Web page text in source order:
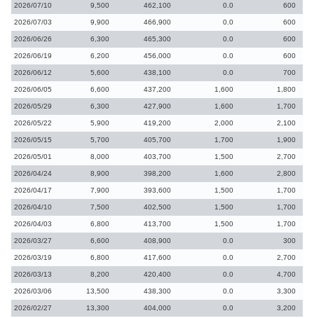
2026/07/10 9,500 462,100 0.0 600
2026/07/03 9,900 466,900 0.0 600
2026/06/26 6,300 465,300 0.0 600
2026/06/19 6,200 456,000 0.0 600
2026/06/12 5,600 438,100 0.0 700
2026/06/05 6,600 437,200 1,600 1,800
2026/05/29 6,300 427,900 1,600 1,700
2026/05/22 5,900 419,200 2,000 2,100
2026/05/15 5,700 405,700 1,700 1,900
2026/05/01 8,000 403,700 1,500 2,700
2026/04/24 8,900 398,200 1,600 2,800
2026/04/17 7,900 393,600 1,500 1,700
2026/04/10 7,500 402,500 1,500 1,700
2026/04/03 6,800 413,700 1,500 1,700
2026/03/27 6,600 408,900 0.0 300
2026/03/19 6,800 417,600 0.0 2,700
2026/03/13 8,200 420,400 0.0 4,700
2026/03/06 13,500 438,300 0.0 3,300
2026/02/27 13,300 404,000 0.0 3,200